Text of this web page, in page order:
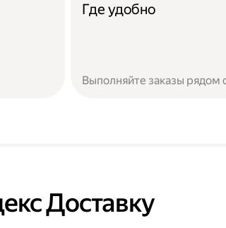
Где удобно
Выполняйте заказы
Доставку